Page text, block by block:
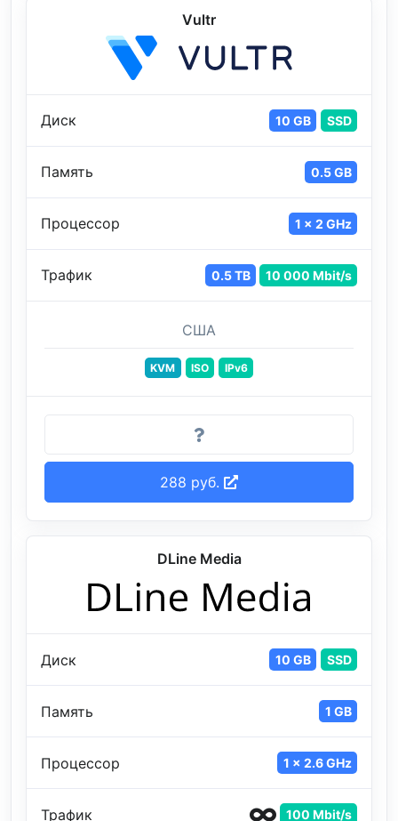
Vultr
Диск 10 GB SSD
Память 0.5 GB
Процессор 1 x 2 GHz
Трафик 0.5 TB 10 000 Mbit/s
США
KVM ISO IPv6
288 руб.
DLine Media
Диск 10 GB SSD
Память 1 GB
Процессор 1 x 2.6 GHz
Трафик 100 Mbit/s